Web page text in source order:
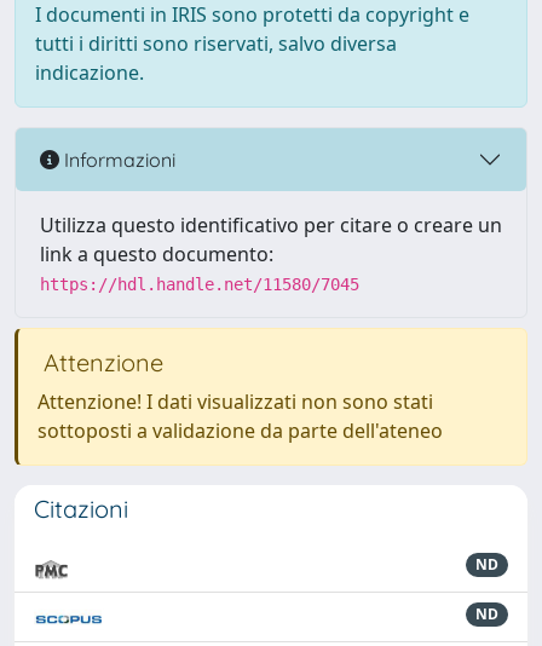
I documenti in IRIS sono protetti da copyright e
tutti i diritti sono riservati, salvo diversa
indicazione.
Informazioni
Utilizza questo identificativo per citare o creare un
link a questo documento:
https://hdl.handle.net/11580/7045
Attenzione
Attenzione! I dati visualizzati non sono stati
sottoposti a validazione da parte dell'ateneo
Citazioni
ND
ND